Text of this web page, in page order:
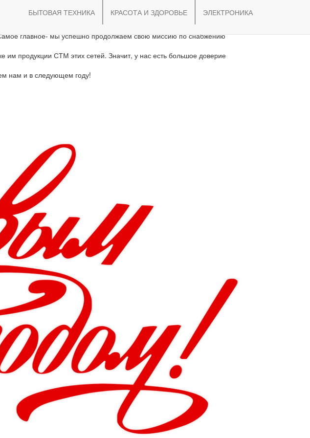
БЫТОВАЯ ТЕХНИКА КРАСОТА И ЗДОРОВЬЕ
ЭЛЕКТРОНИКА
главное- мы успешно продолжаем свою миссию по снабжению
продукции СТМ этих сетей. Значит, у нас есть большое доверие
нам и в следующем году!